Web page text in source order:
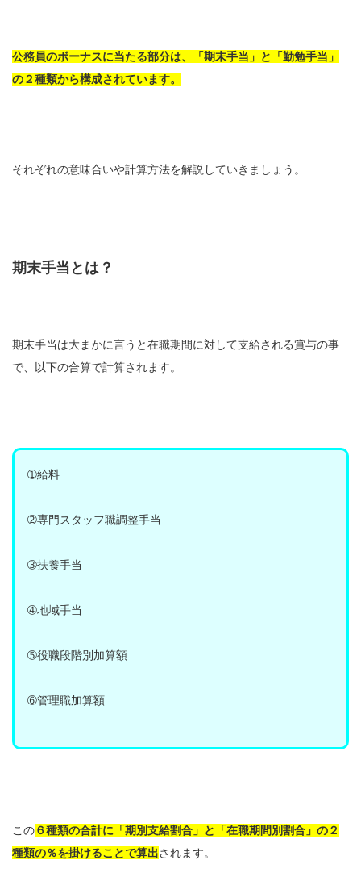
公務員のボーナスに当たる部分は、「期末手当」と「勤勉手当」
の２種類から構成されています。
それぞれの意味合いや計算方法を解説していきましょう。
期末手当とは？
期末手当は大まかに言うと在職期間に対して支給される賞与の事
で、以下の合算で計算されます。
➀給料
➁専門スタッフ職調整手当
➂扶養手当
➃地域手当
➄役職段階別加算額
➅管理職加算額
この６種類の合計に「期別支給割合」と「在職期間別割合」の２
種類の％を掛けることで算出されます。